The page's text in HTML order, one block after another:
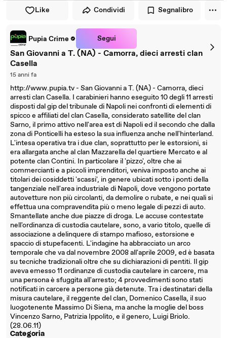
Like Condividi Segnalibro
Pupia Crime Segui
San Giovanni a T. (NA) - Camorra, dieci arresti clan
Casella
15 anni fa
http://www.pupia.tv - San Giovanni a T. (NA) - Camorra, dieci
arresti clan Casella. I carabinieri hanno eseguito 10 degli 11 arresti
disposti dal gip del tribunale di Napoli nei confronti di elementi di
spicco e affiliati del clan Casella, considerato satellite del clan
Sarno, il primo attivo nell'area est di Napoli ed il secondo che dalla
zona di Ponticelli ha esteso la sua influenza anche nell'hinterland.
L'intesa operativa tra i due clan, soprattutto per le estorsioni, si
era allargata anche al clan Mazzarella del quartiere Mercato e al
potente clan Contini. In particolare il 'pizzo', oltre che ai
commercianti e a piccoli imprenditori, veniva imposto anche ai
titolari dei cosiddetti 'scassi', in genere ubicati sotto i ponti della
tangenziale nell'area industriale di Napoli, dove vengono portate
autovetture non più circolanti, da demolire o rubate, e nei quali si
effettua una compravendita più o meno legale di pezzi di auto.
Smantellate anche due piazze di droga. Le accuse contestate
nell'ordinanza di custodia cautelare, sono, a vario titolo, quelle di
associazione a delinquere di stampo mafioso, estorsione e
spaccio di stupefacenti. L'indagine ha abbracciato un arco
temporale che va dal novembre 2008 all'aprile 2009, ed è basata
su tecniche tradizionali oltre che su dichiarazioni di pentiti. Il gip
aveva emesso 11 ordinanze di custodia cautelare in carcere, ma
una persona è sfuggita all'arresto; 4 provvedimenti sono stati
notificati in carcere a persone già detenute. Tra i destinatari della
misura cautelare, il reggente del clan, Domenico Casella, il suo
luogotenente Massimo Di Siena, ma anche la moglie del boss
Vincenzo Sarno, Patrizia Ippolito, e il genero, Luigi Briolo.
(28.06.11)
Categoria